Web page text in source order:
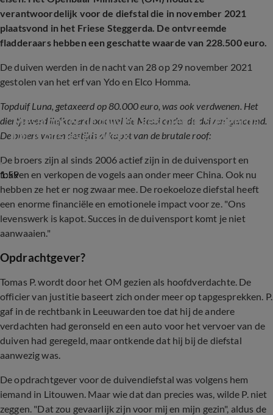
verantwoordelijk voor de diefstal die in november 2021
plaatsvond in het Friese Steggerda. De ontvreemde
fladderaars hebben een geschatte waarde van 228.500 euro.
De duiven werden in de nacht van 28 op 29 november 2021
gestolen van het erf van Ydo en Elco Homma.
Topduif Luna, getaxeerd op 80.000 euro, was ook verdwenen. Het
diertje werd liefkozend ook wel 'de Messi onder de duiven' genoemd.
De broers waren destijds al kapot van de brutale roof:
1:59
'Messi onder de duiven' gestolen in Steggerda:
'Dit is ons levenswerk'
De broers zijn al sinds 2006 actief zijn in de duivensport en
fokken en verkopen de vogels aan onder meer China. Ook nu
hebben ze het er nog zwaar mee. De roekoeloze diefstal heeft
een enorme financiële en emotionele impact voor ze. "Ons
levenswerk is kapot. Succes in de duivensport komt je niet
aanwaaien."
Opdrachtgever?
Tomas P. wordt door het OM gezien als hoofdverdachte. De
officier van justitie baseert zich onder meer op tapgesprekken. P.
gaf in de rechtbank in Leeuwarden toe dat hij de andere
verdachten had geronseld en een auto voor het vervoer van de
duiven had geregeld, maar ontkende dat hij bij de diefstal
aanwezig was.
De opdrachtgever voor de duivendiefstal was volgens hem
iemand in Litouwen. Maar wie dat dan precies was, wilde P. niet
zeggen. "Dat zou gevaarlijk zijn voor mij en mijn gezin", aldus de